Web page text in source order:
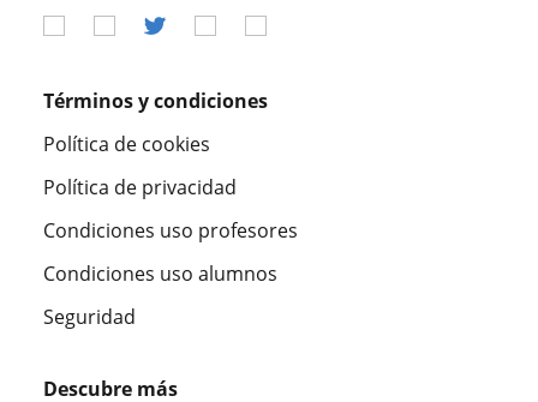
Términos y condiciones
Política de cookies
Política de privacidad
Condiciones uso profesores
Condiciones uso alumnos
Seguridad
Descubre más